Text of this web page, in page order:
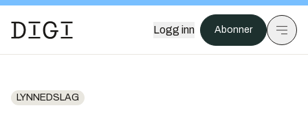
Logg inn Abonner
LYNNEDSLAG